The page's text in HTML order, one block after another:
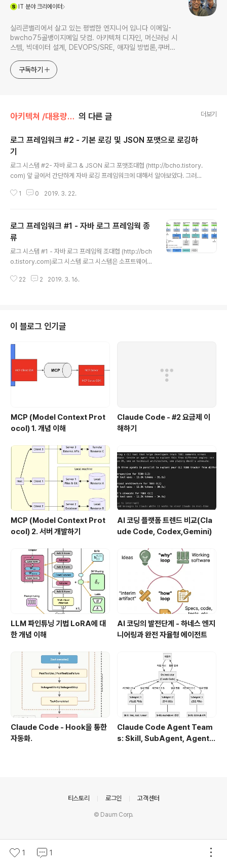
IT 분야 크리에이터
실리콘밸리에서 살고 있는 평범한 엔지니어 입니다 이메일-
bwcho75골뱅이지메일 닷컴. 아키텍처 디자인, 머신러닝 시
스템, 빅데이터 설계, DEVOPS/SRE, 애자일 방법론,쿠버네
한 기술 멘토링과 강의 진행합니다. Linkedin :
https://www.linkedin.com/in/terrycho75/
구독하기
아키텍쳐 /대용량 아키텍쳐 의 다른 글 더보기
로그 프레임워크 #2 - 기본 로깅 및 JSON 포맷으로 로깅하
기
로그 시스템 #2- 자바 로그 & JSON 로그 포맷조대협 (http://bcho.tistory.
com) 앞 글에서 간단하게 자바 로깅 프레임워크에 대해서 알아보았다. 그러면
이븐 프로젝트를 열고 dependencies 부분에 아래 의존성을 추가한다. 버전
mpl2.11.2 다음 log4j2의 설정 정보 파일인 log4j2.properties 파일을 sr
c/main/resources 디렉토리 아래에 다음과 같이 생성..
1 0 2019. 3. 22.
로그 프레임워크 #1 - 자바 로그 프레임웍 종
류
로그 시스템 #1 - 자바 로그 프레임웍 조대협 (http://bch
o.tistory.com)로그 시스템 로그 시스템은 소프트웨어의
고 문제가 발생했을때 이 동작 파악을 통해서 소프트웨어
플리케이션 (자바나 파이썬등으로 구현된 애플리케이션)으
로 점점 다중화되고 시스템이 대형화 되면서 한대가 아니
라 여러대의 서버에 로그를 기록하고 또한 마이크로 서비
로그를 수집해야할 포인트가 많아지게 되었다. 이로 인해
서 로그 시스템이 분산 환경을 지원..
22 2 2019. 3. 16.
이 블로그 인기글
MCP (Model Context Prot
ocol) 1. 개념 이해
Claude Code - #2 요금제 이
해하기
MCP (Model Context Prot
ocol) 2. 서버 개발하기
AI 코딩 플랫폼 트렌드 비교(Cla
ude Code, Codex,Gemini)
LLM 파인튜닝 기법 LoRA에 대
한 개념 이해
AI 코딩의 발전단계 - 하네스 엔지
니어링과 완전 자율형 에이전트
Claude Code - Hook을 통한
자동화.
Claude Code Agent Team
s: Skill, SubAgent, Agent T
1 1
티스토리 로그인 고객센터
© Daum Corp.